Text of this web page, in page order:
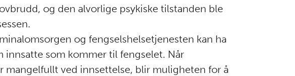
og den alvorlige psykiske tilstanden ble
og fengselshelsetjenesten kan ha
innsatte som kommer til fengselet. Når
mangelfullt ved innsettelse, blir muligheten for å